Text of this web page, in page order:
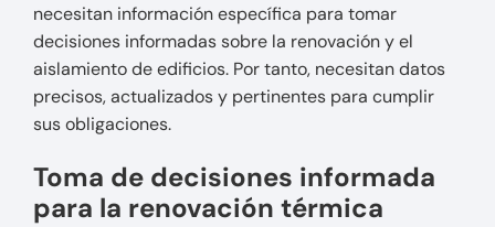
necesitan información específica para tomar
decisiones informadas sobre la renovación y el
aislamiento de edificios. Por tanto, necesitan datos
precisos, actualizados y pertinentes para cumplir
sus obligaciones.
Toma de decisiones informada
para la renovación térmica